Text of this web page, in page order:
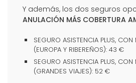
Y además, los dos seguros
ANULACIÓN MÁS COBERTURA
SEGURO ASISTENCIA PLUS,
(EUROPA Y RIBEREÑOS): 43 €
SEGURO ASISTENCIA PLUS,
(GRANDES VIAJES): 52 €